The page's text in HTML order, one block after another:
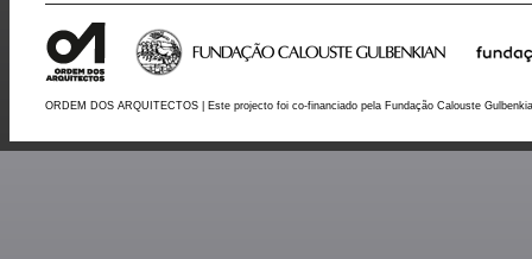
ORDEM DOS ARQUITECTOS | Este projecto foi co-financiado pela Fundação Calouste